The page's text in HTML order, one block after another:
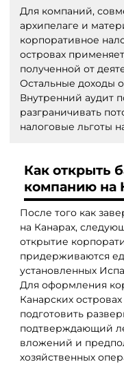
Для компаний,
архипелаге и
корпоративное
островах
полученной от
Остальные доходы
Внутренний аудит
разграничивать
налоговые льготы
Как открыть
компанию на
После того как
на Канарах,
открытие
придерживаются
установленных
Для оформления
Канарских
подготовить
подтверждающий
вложений и
хозяйственных